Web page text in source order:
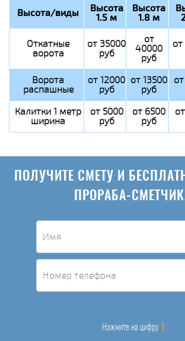
Высота/виды Высота
1.5 м
Высота
1.8 м
Откатные
ворота
от 35000
руб
от
40000
руб
Ворота
распашные
от 12000
руб
от 13500
руб
Калитки 1 метр
ширина
от 5000
руб
от 6500
руб
ПОЛУЧИТЕ СМЕТУ И
ПРОРАБА-
Нажмите на цифру 1